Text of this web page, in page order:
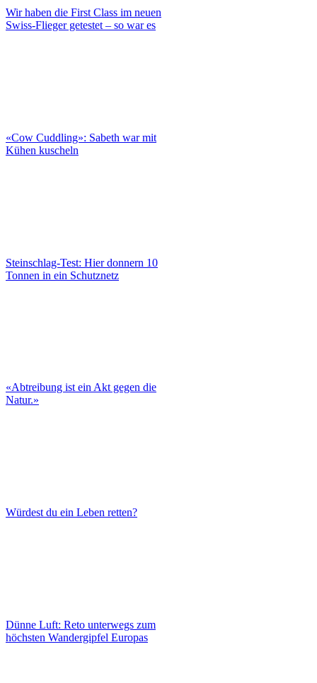
Wir haben die First Class im neuen
Swiss-Flieger getestet – so war es
«Cow Cuddling»: Sabeth war mit
Kühen kuscheln
Steinschlag-Test: Hier donnern 10
Tonnen in ein Schutznetz
«Abtreibung ist ein Akt gegen die
Natur.»
Würdest du ein Leben retten?
Dünne Luft: Reto unterwegs zum
höchsten Wandergipfel Europas